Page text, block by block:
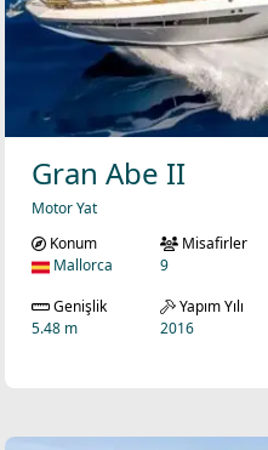
Gran Abe II
Motor Yat
Konum
Mallorca
Misafirler
9
Genişlik
5.48 m
Yapım Yılı
2016